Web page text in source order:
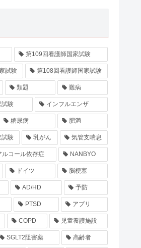
第109回看護師国家試験
試験 第108回看護師国家試験
類題 難病
試験 インフルエンザ
糖尿病 肥満
試験 乳がん 気管支喘息
ルコール依存症 NANBYO
ドイツ 脳梗塞
AD/HD 予防
PTSD アプリ
COPD 児童養護施設
SGLT2阻害薬 高齢者